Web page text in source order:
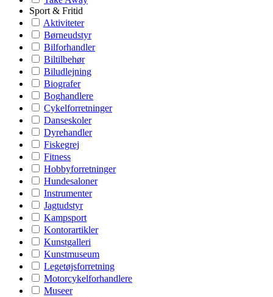
Sport & Fritid
Aktiviteter
Børneudstyr
Bilforhandler
Biltilbehør
Biludlejning
Biografer
Boghandlere
Cykelforretninger
Danseskoler
Dyrehandler
Fiskegrej
Fitness
Hobbyforretninger
Hundesaloner
Instrumenter
Jagtudstyr
Kampsport
Kontorartikler
Kunstgalleri
Kunstmuseum
Legetøjsforretning
Motorcykelforhandlere
Museer